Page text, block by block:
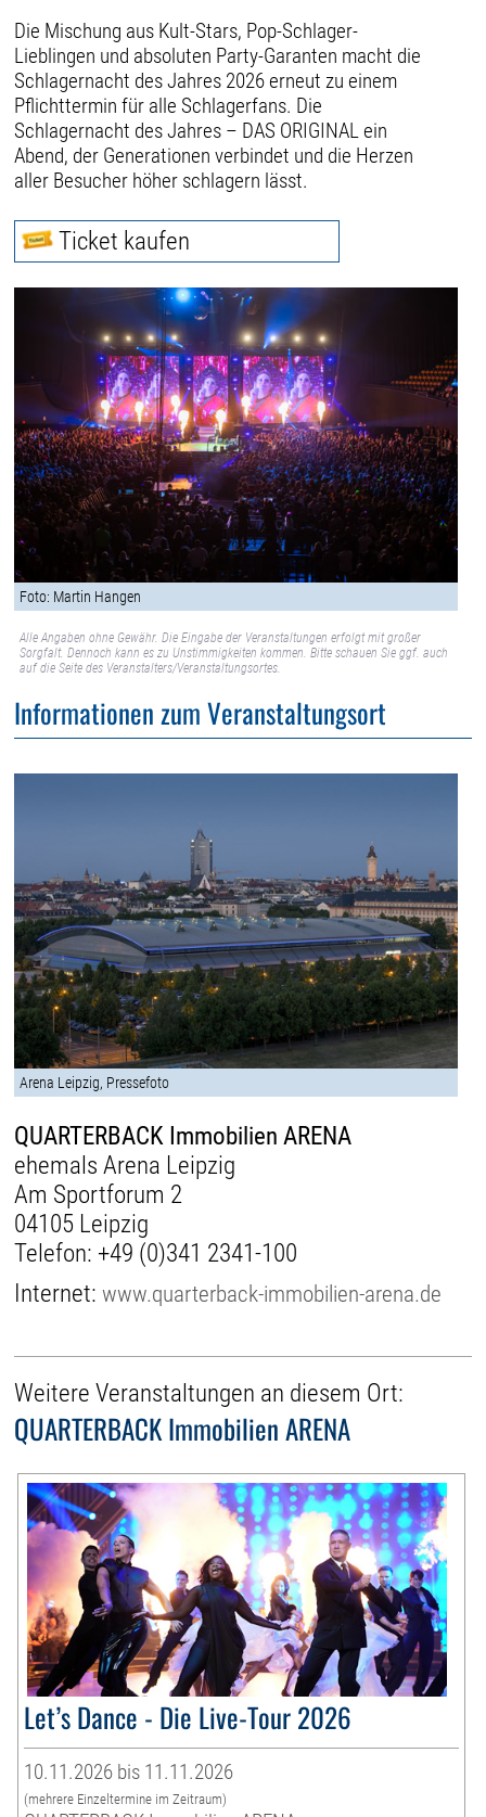
Die Mischung aus Kult-Stars, Pop-Schlager-
Lieblingen und absoluten Party-Garanten macht die
Schlagernacht des Jahres 2026 erneut zu einem
Pflichttermin für alle Schlagerfans. Die
Schlagernacht des Jahres – DAS ORIGINAL ein
Abend, der Generationen verbindet und die Herzen
aller Besucher höher schlagern lässt.
Ticket kaufen
Foto: Martin Hangen
Alle Angaben ohne Gewähr. Die Eingabe der Veranstaltungen erfolgt mit großer
Sorgfalt. Dennoch kann es zu Unstimmigkeiten kommen. Bitte schauen Sie ggf. auch
auf die Seite des Veranstalters/Veranstaltungsortes.
Informationen zum Veranstaltungsort
Arena Leipzig, Pressefoto
QUARTERBACK Immobilien ARENA
ehemals Arena Leipzig
Am Sportforum 2
04105 Leipzig
Telefon: +49 (0)341 2341-100
Internet:www.quarterback-immobilien-arena.de
Weitere Veranstaltungen an diesem Ort:
QUARTERBACK Immobilien ARENA
Let’s Dance - Die Live-Tour 2026
10.11.2026 bis 11.11.2026
(mehrere Einzeltermine im Zeitraum)